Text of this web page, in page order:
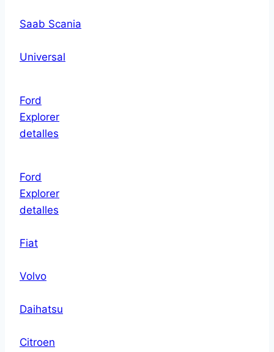
Saab Scania
Universal
Ford
Explorer
detalles
Ford
Explorer
detalles
Fiat
Volvo
Daihatsu
Citroen